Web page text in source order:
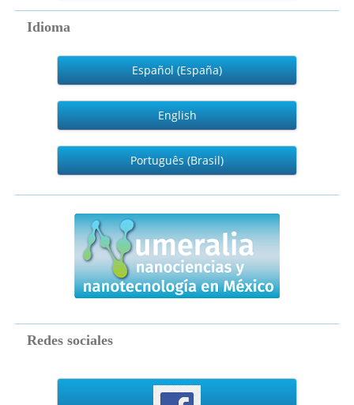
artículo
Idioma
Español (España)
English
Português (Brasil)
numeralia
Redes sociales